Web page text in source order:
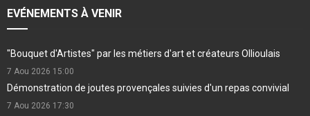
EVÉNEMENTS À VENIR
"Bouquet d'Artistes" par les métiers d'art et créateurs Ollioulais
7 Aou 2026 15:00
Démonstration de joutes provençales suivies d'un repas convivial
7 Aou 2026 17:30